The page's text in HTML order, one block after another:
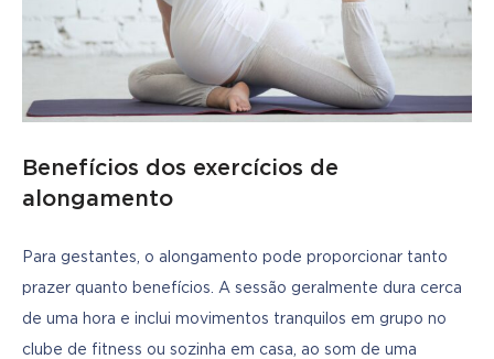
Benefícios dos exercícios de
alongamento
Para gestantes, o alongamento pode proporcionar tanto
prazer quanto benefícios. A sessão geralmente dura cerca
de uma hora e inclui movimentos tranquilos em grupo no
clube de fitness ou sozinha em casa, ao som de uma